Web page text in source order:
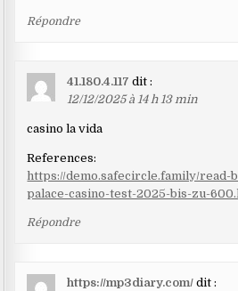
Répondre
41.180.4.117 dit :
12/12/2025 à 14 h 13 min
casino la vida
References:
https://demo.safecircle.family/read-
palace-casino-test-2025-bis-zu-
Répondre
https://mp3diary.com/ dit :